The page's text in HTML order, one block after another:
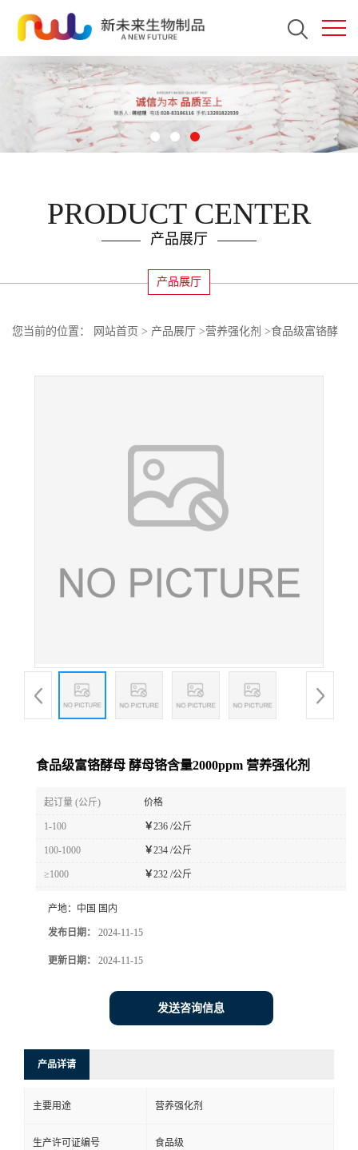
PRODUCT CENTER
产品展厅
产品展厅
您当前的位置： 网站首页 > 产品展厅 >营养强化剂 >食品级富铬酵
食品级富铬酵母 酵母铬含量2000ppm 营养强化剂
起订量 (公斤) 价格
1-100 ￥236 /公斤
100-1000 ￥234 /公斤
≥1000 ￥232 /公斤
产地： 中国 国内
发布日期： 2024-11-15
更新日期： 2024-11-15
发送咨询信息
产品详请
主要用途 营养强化剂
生产许可证编号 食品级